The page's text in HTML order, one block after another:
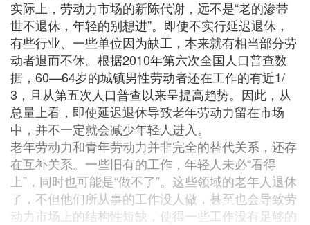
实际上，劳动力市场的新陈代谢，远不是“老的渗带
世不退休，年轻的别想进”。即使不实行延迟退休，
有些行业、一些单位因为缺工，本来就有相当部分劳
动者退而不休。根据2010年第六次全国人口普查数
据，60—64岁的城镇男性劳动者还在工作的有近1/
3，且从第五次人口普查以来呈提高趋势。因此，从
总量上看，即使延迟退休导致老年劳动力留在市场
中，并不一定就会减少年轻人进入。
老年劳动力和青年劳动力并非完全的替代关系，还存
在互补关系。一些旧有的工作，年轻人未必“看得
上”，同时也可能是“做不了”。这些领域的老年人退休
了，不但他们所从事的工作没人做，甚至也会导致劳
动力市场上的结构性短缺，使得一些工作没有足够的